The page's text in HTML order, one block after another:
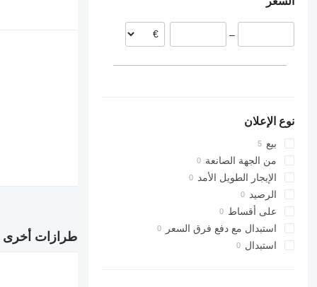
–
نوع الإعلان
بيع
من الجهة الصانعة
الإيجار الطويل الأمد
الرصيد
على أقساط
استبدال مع دفع فرق السعر
استبدال
طرازات أخرى